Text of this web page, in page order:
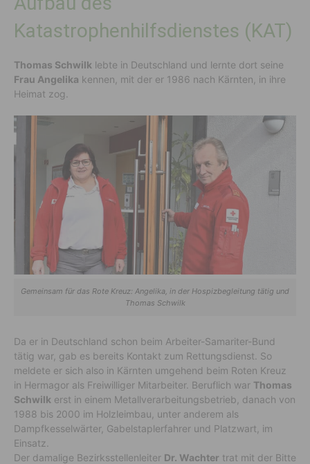
Katastrophenhilfsdienstes (KAT)
Thomas Schwilk lebte in Deutschland und lernte dort seine
Frau Angelika kennen, mit der er 1986 nach Kärnten, in ihre
Heimat zog.
Gemeinsam für das Rote Kreuz: Angelika, in der Hospizbegleitung tätig und
Thomas Schwilk
Da er in Deutschland schon beim Arbeiter-Samariter-Bund
tätig war, gab es bereits Kontakt zum Rettungsdienst. So
meldete er sich also in Kärnten umgehend beim Roten Kreuz
in Hermagor als Freiwilliger Mitarbeiter. Beruflich war Thomas
Schwilk erst in einem Metallverarbeitungsbetrieb, danach von
1988 bis 2000 im Holzleimbau, unter anderem als
Dampfkesselwärter, Gabelstaplerfahrer und Platzwart, im
Einsatz.
Der damalige Bezirksstellenleiter Dr. Wachter trat mit der Bitte